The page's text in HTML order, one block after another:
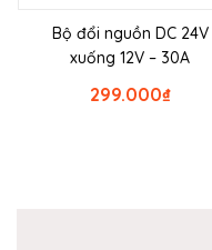
Bộ đổi nguồn DC 24V
xuống 12V – 30A
₫
299.000